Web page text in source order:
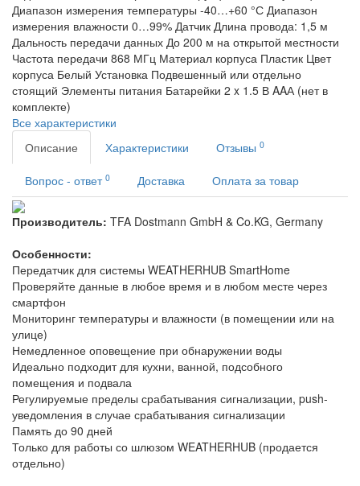
Диапазон измерения температуры -40…+60 °С Диапазон
измерения влажности 0…99% Датчик Длина провода: 1,5 м
Дальность передачи данных До 200 м на открытой местности
Частота передачи 868 МГц Материал корпуса Пластик Цвет
корпуса Белый Установка Подвешенный или отдельно
стоящий Элементы питания Батарейки 2 x 1.5 В AAА (нет в
комплекте)
Все характеристики
Описание
Характеристики Отзывы 0
Вопрос - ответ 0 Доставка Оплата за товар
Производитель: TFA Dostmann GmbH & Co.KG, Germany
Особенности:
Передатчик для системы WEATHERHUB SmartHome
Проверяйте данные в любое время и в любом месте через
смартфон
Мониторинг температуры и влажности (в помещении или на
улице)
Немедленное оповещение при обнаружении воды
Идеально подходит для кухни, ванной, подсобного
помещения и подвала
Регулируемые пределы срабатывания сигнализации, push-
уведомления в случае срабатывания сигнализации
Память до 90 дней
Только для работы со шлюзом WEATHERHUB (продается
отдельно)